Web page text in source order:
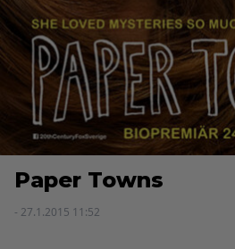
Paper Towns
- 27.1.2015 11:52